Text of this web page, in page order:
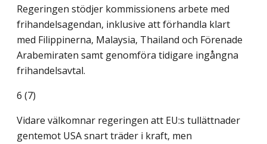
Regeringen stödjer kommissionens arbete med
frihandelsagendan, inklusive att förhandla klart
med Filippinerna, Malaysia, Thailand och Förenade
Arabemiraten samt genomföra tidigare ingångna
frihandelsavtal.
6 (7)
Vidare välkomnar regeringen att EU:s tullättnader
gentemot USA snart träder i kraft, men